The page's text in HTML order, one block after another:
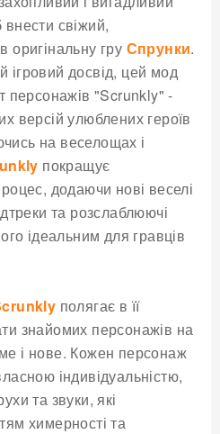
свіжий,
оригінальну гру Спрунки.
ігровий досвід, цей мод
персонажів "Scrunkly" -
версій улюблених героїв
на веселощах і
покращує
додаючи нові веселі
та розслаблюючі
ідеальним для гравців
полягає в її
знайомих персонажів на
і нове. Кожен персонаж
індивідуальністю,
та звуки, які
химерності та